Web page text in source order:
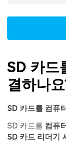
SD 카드
결하나
SD 카드를 컴퓨
SD 카드를 컴퓨
SD 카드 리더기